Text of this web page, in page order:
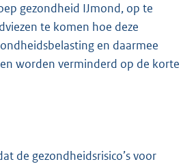
gezondheid IJmond, op te
te komen hoe deze
en daarmee
worden verminderd op de korte
de gezondheidsrisico’s voor